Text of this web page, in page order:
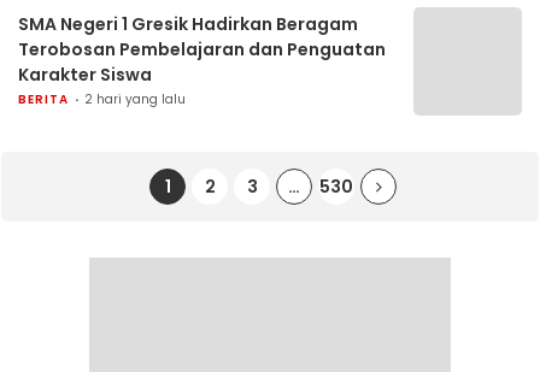
SMA Negeri 1 Gresik Hadirkan Beragam
Terobosan Pembelajaran dan Penguatan
Karakter Siswa
BERITA 2 hari yang lalu
1 2 3 … 530